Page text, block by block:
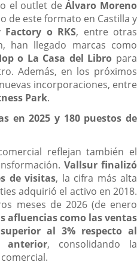
el outlet deÁlvaro Moreno
de este formato en Castilla y
Factory o RKS, entre otras
han llegado marcas como
o La Casa del Libro para
Además, en los próximos
incorporaciones, entre
Park.
en 2025 y 180 puestos de
reflejan también el
Vallsur finalizó
de visitas, la cifra más alta
adquirió el activo en 2018.
meses de 2026 (de enero
afluencias como las ventas
al 3% respecto al
anterior, consolidando la